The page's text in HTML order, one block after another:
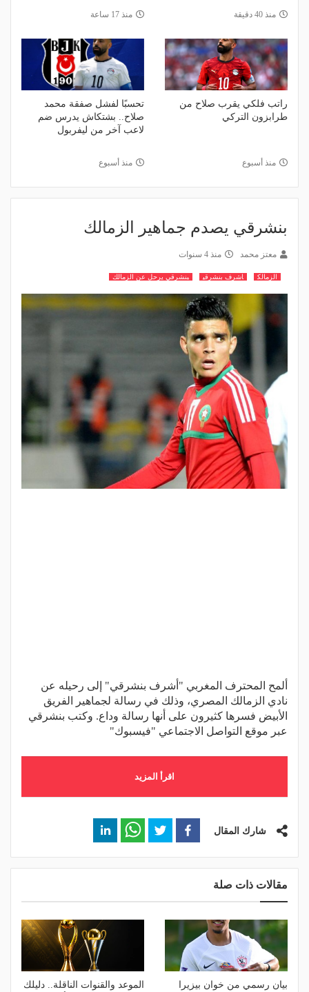
منذ 40 دقيقة منذ 17 ساعة
راتب فلكي يقرب صلاح من
طرابزون التركي
منذ أسبوع
تحسبًا لفشل صفقة محمد
صلاح.. بشتكاش يدرس ضم
لاعب آخر من ليفربول
منذ أسبوع
بنشرقي يصدم جماهير الزمالك
معتز محمد منذ 4 سنوات
الزمالك اشرف بنشرقي بنشرقي يرحل عن الزمالك
ألمح المحترف المغربي "أشرف بنشرقي" إلى رحيله عن
نادي الزمالك المصري، وذلك في رسالة لجماهير الفريق
الأبيض فسرها كثيرون على أنها رسالة وداع. وكتب بنشرقي
عبر موقع التواصل الاجتماعي "فيسبوك"
اقرأ المزيد
شارك المقال
مقالات ذات صلة
بيان رسمي من خوان بيزيرا الموعد والقنوات الناقلة.. دليلك